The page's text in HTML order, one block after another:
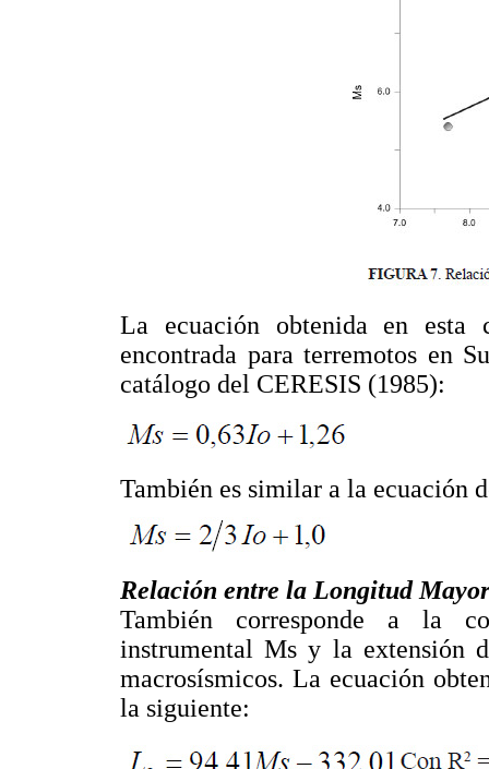
La ecuación obtenida en esta
encontrada para terremotos en
catálogo del CERESIS (1985):
También es similar a la ecuación
Relación entre la Longitud
También corresponde a la
instrumental Ms y la extensión
macrosísmicos. La ecuación
la siguiente: